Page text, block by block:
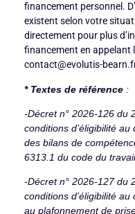
financement personnel.
existent selon votre
directement pour plus
financement en appelant
contact@evolutis-
* Textes de référence :
-Décret n° 2026-126 du
conditions d’éligibilité
des bilans de
6313.1 du code du travail
-Décret n° 2026-127 du
conditions d’éligibilité
au plafonnement de